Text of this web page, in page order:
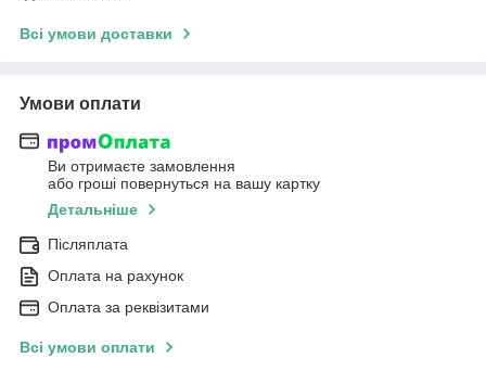
Всі умови доставки
Умови оплати
Ви отримаєте замовлення
або гроші повернуться на вашу картку
Детальніше
Післяплата
Оплата на рахунок
Оплата за реквізитами
Всі умови оплати